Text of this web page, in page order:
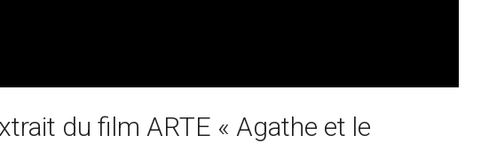
du film ARTE « Agathe et le